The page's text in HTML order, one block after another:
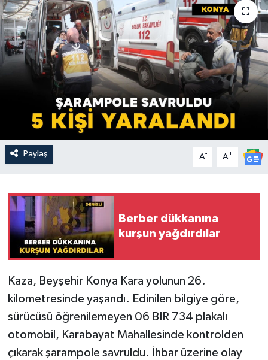
Paylaş A- A+
Berber dükkanına
kurşun yağdırdılar
Kaza, Beyşehir Konya Kara yolunun 26.
kilometresinde yaşandı. Edinilen bilgiye göre,
sürücüsü öğrenilemeyen 06 BIR 734 plakalı
otomobil, Karabayat Mahallesinde kontrolden
çıkarak şarampole savruldu. İhbar üzerine olay